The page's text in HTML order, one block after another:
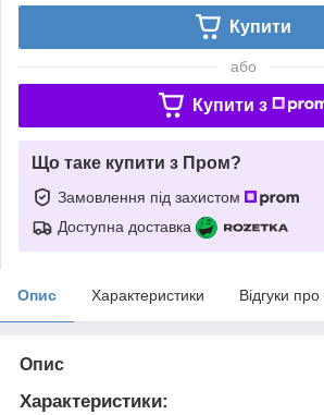
Купити
або
Купити з
Що таке купити з Пром?
Замовлення під захистом
Доступна доставка
Опис Характеристики Відгуки
Опис
Характеристики: